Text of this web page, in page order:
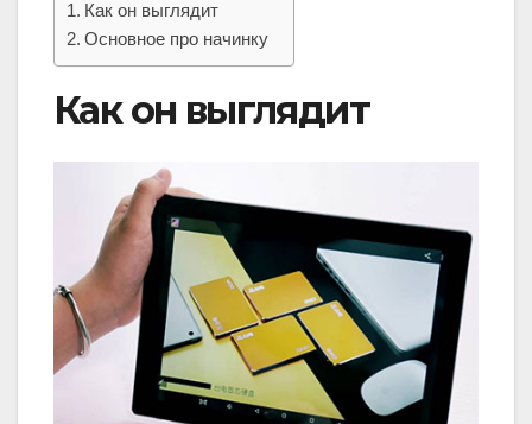
Как он выглядит
Основное про начинку
Как он выглядит